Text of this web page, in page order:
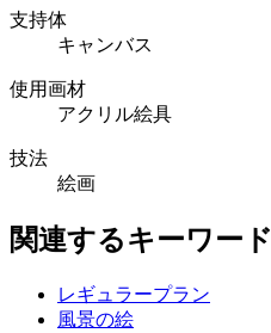
支持体
キャンバス
使用画材
アクリル絵具
技法
絵画
関連するキーワード
レギュラープラン
風景の絵